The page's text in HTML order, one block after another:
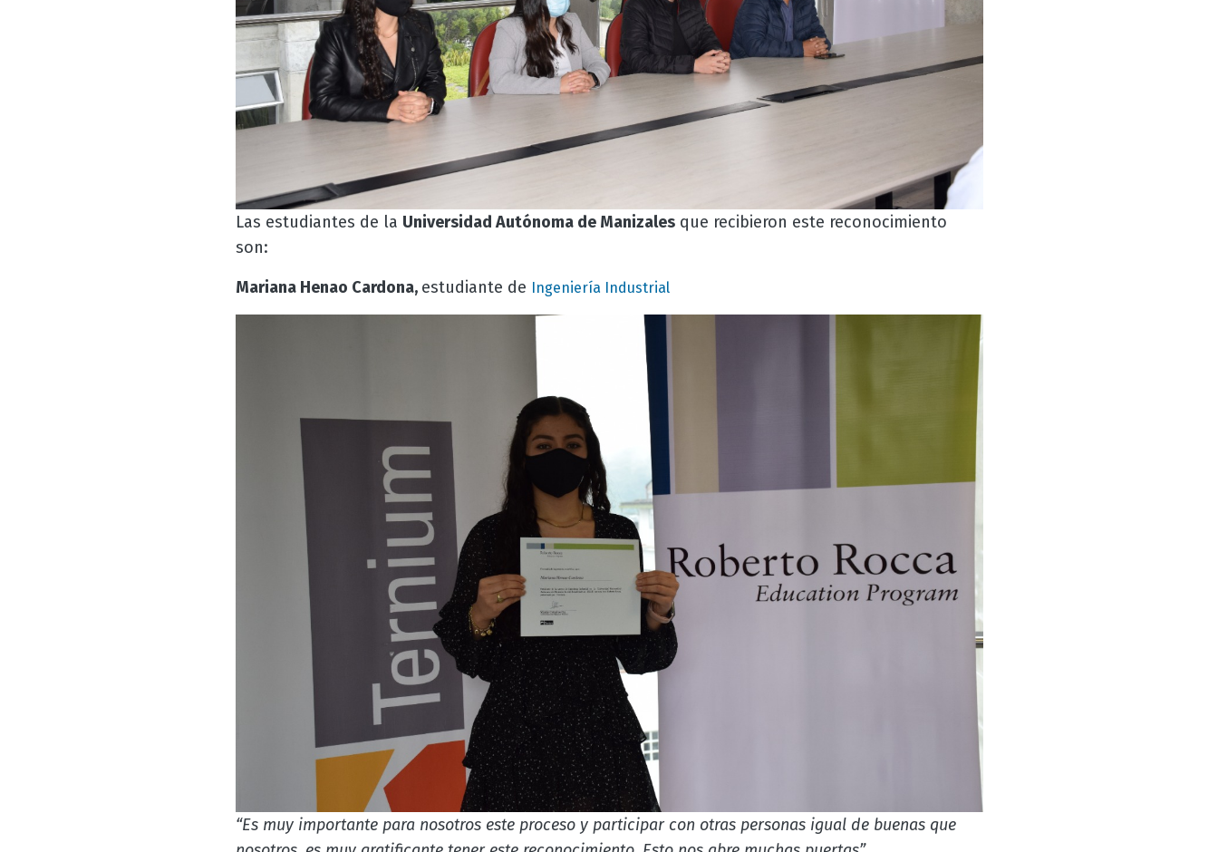
Las estudiantes de la Universidad Autónoma de Manizalesque recibieron este reconocimiento
son:
Mariana Henao Cardona, estudiante de Ingeniería Industrial
“Es muy importante para nosotros este proceso y participar con otras personas igual de buenas que